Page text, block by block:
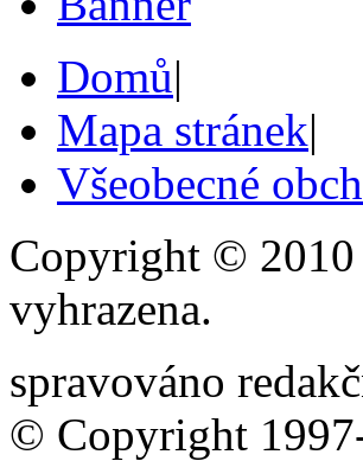
Domů|
Mapa stránek|
Všeobecné
Copyright © 2010
vyhrazena.
spravováno
© Copyright